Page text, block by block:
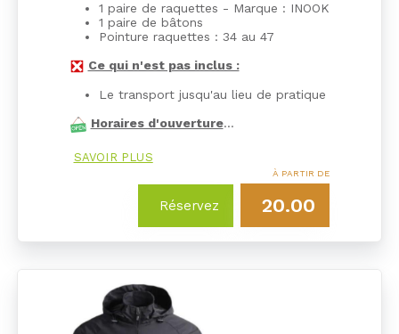
1 paire de raquettes - Marque : INOOK
1 paire de bâtons
Pointure raquettes : 34 au 47
Ce qui n'est pas inclus :
Le transport jusqu'au lieu de pratique
Horaires d'ouverture…
SAVOIR PLUS
Réservez
À PARTIR DE
20.00